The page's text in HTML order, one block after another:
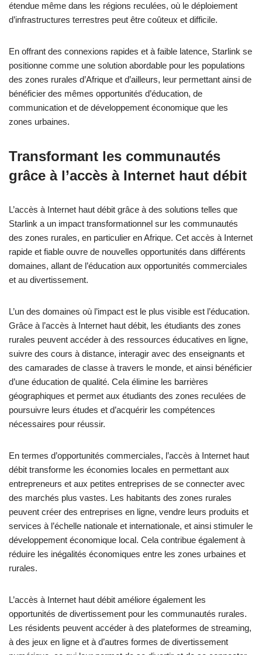
étendue même dans les régions reculées, où le déploiement
d’infrastructures terrestres peut être coûteux et difficile.
En offrant des connexions rapides et à faible latence, Starlink se
positionne comme une solution abordable pour les populations
des zones rurales d’Afrique et d’ailleurs, leur permettant ainsi de
bénéficier des mêmes opportunités d’éducation, de
communication et de développement économique que les
zones urbaines.
Transformant les communautés
grâce à l’accès à Internet haut débit
L’accès à Internet haut débit grâce à des solutions telles que
Starlink a un impact transformationnel sur les communautés
des zones rurales, en particulier en Afrique. Cet accès à Internet
rapide et fiable ouvre de nouvelles opportunités dans différents
domaines, allant de l’éducation aux opportunités commerciales
et au divertissement.
L’un des domaines où l’impact est le plus visible est l’éducation.
Grâce à l’accès à Internet haut débit, les étudiants des zones
rurales peuvent accéder à des ressources éducatives en ligne,
suivre des cours à distance, interagir avec des enseignants et
des camarades de classe à travers le monde, et ainsi bénéficier
d’une éducation de qualité. Cela élimine les barrières
géographiques et permet aux étudiants des zones reculées de
poursuivre leurs études et d’acquérir les compétences
nécessaires pour réussir.
En termes d’opportunités commerciales, l’accès à Internet haut
débit transforme les économies locales en permettant aux
entrepreneurs et aux petites entreprises de se connecter avec
des marchés plus vastes. Les habitants des zones rurales
peuvent créer des entreprises en ligne, vendre leurs produits et
services à l’échelle nationale et internationale, et ainsi stimuler le
développement économique local. Cela contribue également à
réduire les inégalités économiques entre les zones urbaines et
rurales.
L’accès à Internet haut débit améliore également les
opportunités de divertissement pour les communautés rurales.
Les résidents peuvent accéder à des plateformes de streaming,
à des jeux en ligne et à d’autres formes de divertissement